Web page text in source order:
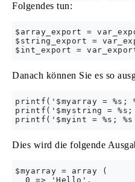
Folgendes tun:
$array_export =
$string_export =
Danach können Sie es so
printf('$myarray = %s;
printf('$mystring = %s;
Dies wird die folgende
$myarray = array (
  0 => 'Hello',